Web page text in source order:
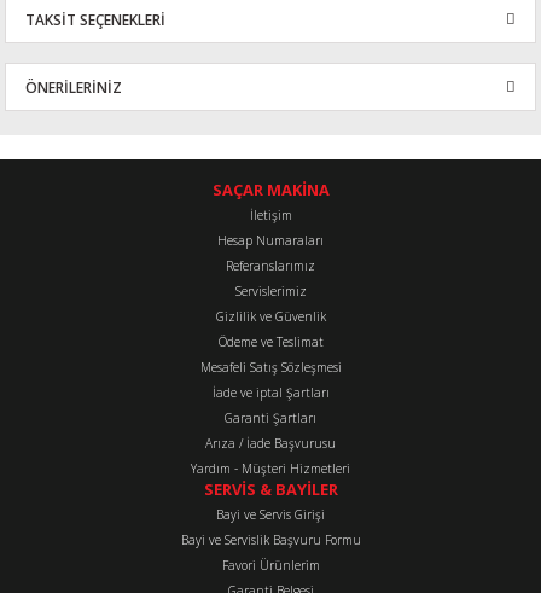
Bu ürüne ilk yorumu siz yapın!
TAKSİT SEÇENEKLERİ
ÖNERİLERİNİZ
konularda yetersiz gördüğünüz noktaları öneri formunu kullanarak
Görüş ve önerileriniz için teşekkür ederiz.
Ürün resmi kalitesiz, bozuk veya görüntülenemiyor.
Ürün bilgilerinde hatalar bulunuyor.
Ürün fiyatı diğer sitelerden daha pahalı.
Bu ürüne benzer farklı alternatifler olmalı.
Gönder
SAÇAR MAKİNA
İletişim
Hesap Numaraları
Referanslarımız
Servislerimiz
Gizlilik ve Güvenlik
Ödeme ve Teslimat
Mesafeli Satış Sözleşmesi
İade ve iptal Şartları
Garanti Şartları
Arıza / İade Başvurusu
Yardım - Müşteri Hizmetleri
SERVİS & BAYİLER
Bayi ve Servis Girişi
Bayi ve Servislik Başvuru Formu
Favori Ürünlerim